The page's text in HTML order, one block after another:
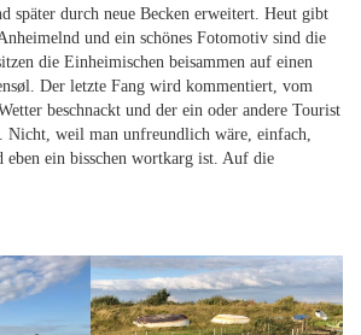
später durch neue Becken erweitert. Heut gibt
und ein schönes Fotomotiv sind die
die Einheimischen beisammen auf einen
Der letzte Fang wird kommentiert, vom
beschnackt und der ein oder andere Tourist
Nicht, weil man unfreundlich wäre, einfach,
eben ein bisschen wortkarg ist. Auf die